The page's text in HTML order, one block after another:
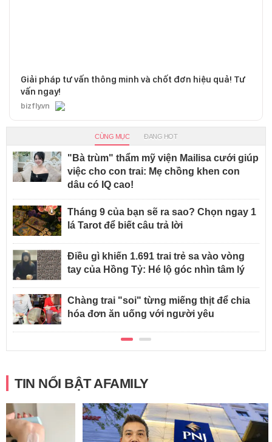
Giải pháp tư vấn thông minh và chốt đơn hiệu quả! Tư
vấn ngay!
bizfly.vn
CÙNG MỤC ĐANG HOT
"Bà trùm" thẩm mỹ viện Mailisa cưới giúp
việc cho con trai: Mẹ chồng khen con
dâu có IQ cao!
Tháng 9 của bạn sẽ ra sao? Chọn ngay 1
lá Tarot để biết câu trả lời
Điều gì khiến 1.691 trai trẻ sa vào vòng
tay của Hồng Tỷ: Hé lộ góc nhìn tâm lý
Chàng trai "soi" từng miếng thịt để chia
hóa đơn ăn uống với người yêu
TIN NỔI BẬT AFAMILY